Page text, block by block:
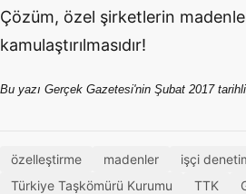
Çözüm, özel şirketlerin
kamulaştırılmasıdır!
Bu yazı Gerçek Gazetesi'nin Şubat 2017 tarihli
özelleştirme madenler işçi
Türkiye Taşkömürü Kurumu
TTK